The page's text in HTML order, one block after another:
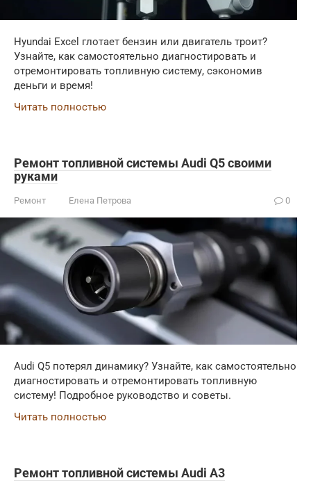
Hyundai Excel глотает бензин или двигатель троит?
Узнайте, как самостоятельно диагностировать и
отремонтировать топливную систему, сэкономив
деньги и время!
Читать полностью
Ремонт топливной системы Audi Q5 своими
руками
Ремонт Елена Петрова 0
Audi Q5 потерял динамику? Узнайте, как самостоятельно
диагностировать и отремонтировать топливную
систему! Подробное руководство и советы.
Читать полностью
Ремонт топливной системы Audi A3